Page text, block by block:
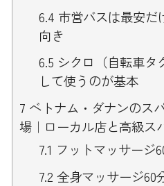
6.4 市営バスは最安だ
向き
6.5 シクロ（自転車タ
して使うのが基本
7 ベトナム・ダナンのス
場｜ローカル店と高級ス
7.1 フットマッサージ
7.2 全身マッサージ60